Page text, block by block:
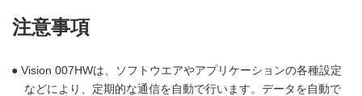
注意事項
Vision 007HWは、ソフトウエアやアプリケーションの各種設定
などにより、定期的な通信を自動で行います。データを自動で